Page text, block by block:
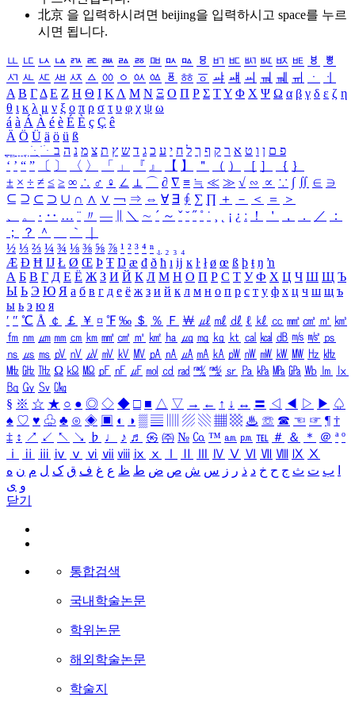
北京 을 입력하시려면 beijing을 입력하시고 space를 누르
시면 됩니다.
ㅥ ㅦ ㅧ ㅨ ㅩ ㅪ ㅫ ㅬ ㅭ ㅮ ㅯ ㅰ ㅱ ㅲ ㅳ ㅴ ㅵ ㅶ ㅷ ㅸ
ㅹ
ㅺ ㅻ ㅼ ㅽ ㅾ ㅿ ㆀ ㆁ ㆂ ㆃ ㆄ ㆅ ㆆ ㆇ ㆈ ㆉ ㆊ ㆋ ㆌ ㆍ
ㆎ
Α Β ΓΔ Ε Ζ Η Θ Ι ΚΛ Μ Ν Ξ Ο Π Ρ Σ ΤΥ Φ Χ Ψ Ω α β γ δ ε ζ η
θ ι κ λ μ ν ξ ο π ρ σ τ υ φ χ ψ ω
á à Á À é è É È ç Ç ê
Ä Ö Ü ä ö ü ß
ִֶֹ ֻּ ׁׂ פ ם ן ו ט א ר ק ף ך ל ח י ע כ ג ד ש ץ ת צ מ נ ה ב
‘ ’ “ ” 〔 〕 〈 〉 「 」 『 』 【 】 ＂ （ ） ［ ］ ｛ ｝
± × ÷ ≠ ≤ ≥ ∞ ∴ ♂ ♀ ∠ ⊥ ⌒ ∂ ∇ ≡ ≒ ≪ ≫ √ ∽ ∝ ∵ ∫ ∬ ∈ ∋
⊆ ⊇ ⊂ ⊃ ∪ ∩ ∧ ∨ ￢ ⇒ ⇔ ∀ ∃ ∮ ∑ ∏ ＋ － ＜ ＝
＞
、
。 · ‥ … ¨ 〃 ― ＼ ∼ ´ ～ ˇ ˘ ˝ ˚ ˙ ¸ ¡ ¿ ː ！ ＇ ， ． ／
：
；
？ ＾ ｀
½ ⅓ ⅔ ¼ ¾ ⅛ ⅜ ⅝ ⅞ ¹ ² ³ ⁴ ⁿ ₁ ₂ ₃ ₄
Æ Ð Ħ Ĳ Ł Ø Œ Þ Ŧ Ŋ æ đ ð ħ ı ĳ ĸ ŀ ł ø œ ß þ ŧ ŋ ŉ
А Б В Г Д Е Ё Ж З И Й К Л М Н О П Р С Т У Ф Х Ц Ч Ш Щ Ъ
Ы Ь Э Ю Я а б в г д е ё ж з и й к л м н о п р с т у ф х ц ч ш щ ъ
ы ь э ю я
′ ″ ℃ Å ￠ ￡ ￥ ¤ ℉ ‰ ＄ ％ Ｆ ￦ ㎕ ㎖ ㎗ ℓ ㎘ ㏄ ㎣ ㎤ ㎥ ㎦
㎙ ㎚ ㎛ ㎜ ㎝ ㎞ ㎟ ㎠ ㎡ ㎢ ㏊ ㎍ ㎎ ㎏ ㏏ ㎈ ㎉ ㏈ ㎧ ㎨ ㎰
㎱ ㎲ ㎳ ㎴ ㎵ ㎶ ㎷ ㎸ ㎹ ㎀ ㎁ ㎂ ㎃ ㎄ ㎺ ㎻ ㎽ ㎾ ㎿ ㎐ ㎑
㎒ ㎓ ㎔ Ω ㏀ ㏁ ㎊ ㎋ ㎌ ㏖ ㏅ ㎭ ㎮ ㎯ ㏛ ㎩ ㎪ ㎫ ㎬ ㏝ ㏐
㏓
㏃ ㏉ ㏜ ㏆
§ ※ ☆ ★ ○ ● ◎ ◇ ◆ □ ■ △ ▽ → ← ↑ ↓ ↔ 〓 ◁ ◀ ▷ ▶ ♤
♠ ♡ ♥ ♧ ♣ ⊙ ◈ ▣ ◐ ◑ ▒ ▤ ▨ ▧ ▦ ▩ ♨ ☏ ☎ ☜ ☞ ¶ †
‡ ↕ ↗ ↙ ↖ ↘ ♭ ♩ ♪ ♬ ㉿ ㈜ № ㏇ ™ ㏂ ㏘ ℡ ＃ ＆ ＊ ＠ ª º
ⅰ
ⅱ ⅲ ⅳ ⅴ ⅵ ⅶ ⅷ ⅸ ⅹ Ⅳ Ⅴ Ⅵ Ⅶ Ⅷ Ⅸ Ⅹ
ب ت ث ج ح خ د ذ ر ز س ش ص ض ط ظ ع غ ف ق ک ل م ن ه
و ی
닫기
통합검색
국내학술논문
학위논문
해외학술논문
학술지